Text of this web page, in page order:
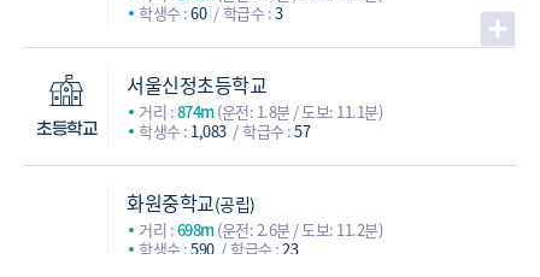
학생수 :60 학급수 :3
초등학교
서울신정초등학교
거리 :874m(운전: 1.8분 / 도보: 11.1분)
학생수 : 1,083 학급수 :57
화원중학교(공립)
거리 :698m(운전: 2.6분 / 도보: 11.2분)
학생수 :590 학급수 :23